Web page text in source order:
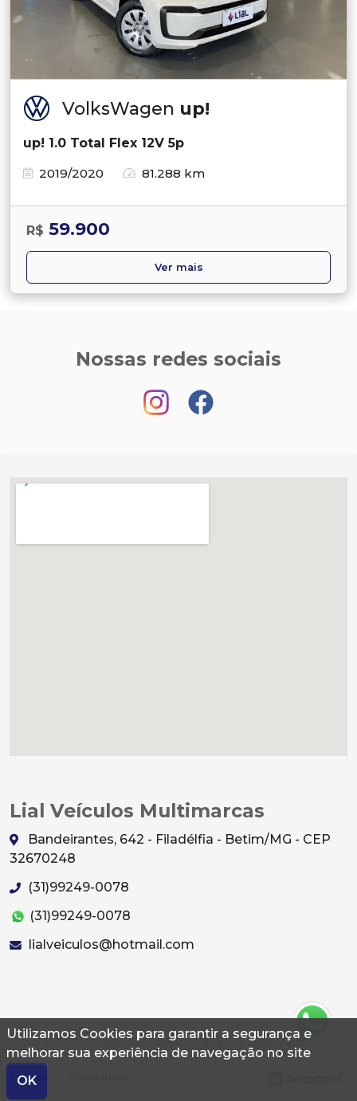
Utilizamos Cookies para garantir a segurança e
melhorar sua experiência de navegação no site
OK
VolksWagen up!
up! 1.0 Total Flex 12V 5p
2019/2020
81.288 km
R$ 59.900
Ver mais
Nossas redes sociais
Lial Veículos Multimarcas
Bandeirantes, 642 - Filadélfia - Betim/MG - CEP
32670248
(31)99249-0078
(31)99249-0078
lialveiculos@hotmail.com
© 2026 Autoconf. Todos os direitos reservados.
Termos